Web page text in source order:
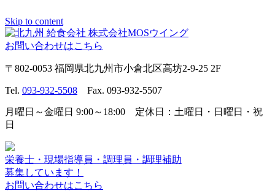
Skip to content
お問い合わせはこちら
〒802-0053 福岡県北九州市小倉北区高坊2-9-25 2F
Tel. 093-932-5508 Fax. 093-932-5507
月曜日～金曜日 9:00～18:00 定休日：土曜日・日曜日・祝
日
栄養士・現場指導員・調理員・調理補助
募集しています！
お問い合わせはこちら